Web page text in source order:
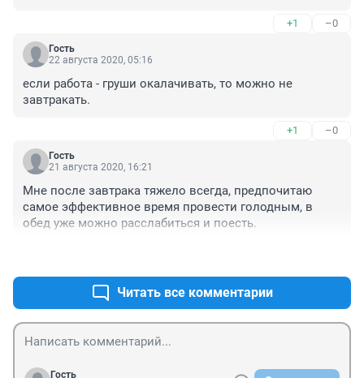
+1 –0
Гость
22 августа 2020, 05:16
если работа - груши окалачивать, то можно не
завтракать.
+1 –0
Гость
21 августа 2020, 16:21
Мне после завтрака тяжело всегда, предпочитаю
самое эффективное время провести голодным, в
обед уже можно расслабиться и поесть.
Читать все комментарии
Гость